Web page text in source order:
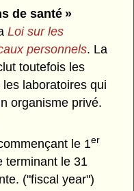
de santé »
Loi sur les
personnels. La
toutefois les
laboratoires qui
organisme privé.
le 1er
terminant le 31
("fiscal year")